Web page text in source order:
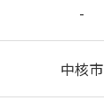
-
中核市